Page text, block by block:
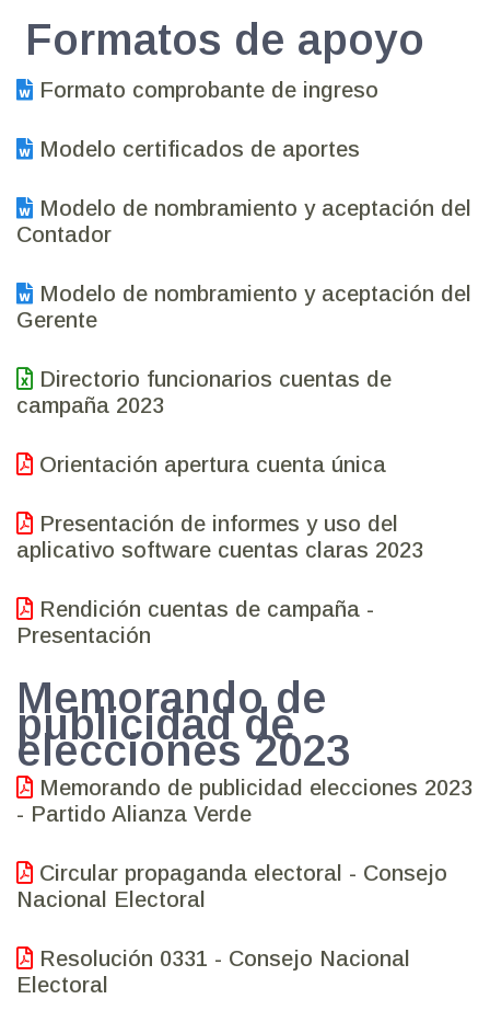
Formatos de apoyo
Formato comprobante de ingreso
Modelo certificados de aportes
Modelo de nombramiento y aceptación del
Contador
Modelo de nombramiento y aceptación del
Gerente
Directorio funcionarios cuentas de
campaña 2023
Orientación apertura cuenta única
Presentación de informes y uso del
aplicativo software cuentas claras 2023
Rendición cuentas de campaña -
Presentación
Memorando de
publicidad de
elecciones 2023
Memorando de publicidad elecciones 2023
- Partido Alianza Verde
Circular propaganda electoral - Consejo
Nacional Electoral
Resolución 0331 - Consejo Nacional
Electoral